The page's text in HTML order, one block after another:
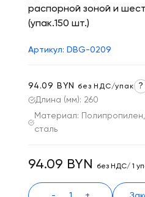
распорной зоной и
(упак.150 шт.)
Артикул: DBG-0209
Длина (мм): 260
Материал: Полипропилен,
сталь
94.09 BYN без НДС/упак ?
94.09 BYN без НДС/ 1